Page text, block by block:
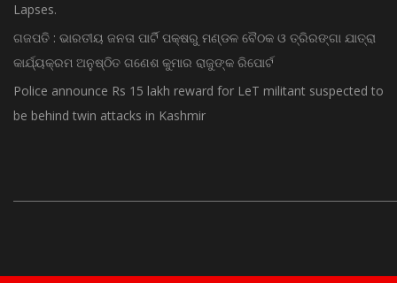
Lapses.
ଗଜପତି : ଭାରତୀୟ ଜନତା ପାର୍ଟି ପକ୍ଷରୁ ମଣ୍ଡଳ ବୈଠକ ଓ ତ୍ରିରଙ୍ଗା ଯାତ୍ରା
କାର୍ଯ୍ୟକ୍ରମ ଅନୁଷ୍ଠିତ ଗଣେଶ କୁମାର ରାଜୁଙ୍କ ରିପୋର୍ଟ
Police announce Rs 15 lakh reward for LeT militant suspected to
be behind twin attacks in Kashmir